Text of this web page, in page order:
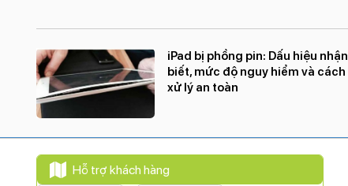
HDR
Công nghệ màn hình:
OLED
Độ phân giải màn hình:
Super Retina XDR (1284 x 2778 Pixels)
Màn hình rộng:
6.7" - Tần số quét 60 Hz
Độ sáng tối đa:
iPad bị phồng pin: Dấu hiệu nhận
biết, mức độ nguy hiểm và cách
xử lý an toàn
Hỗ trợ khách hàng